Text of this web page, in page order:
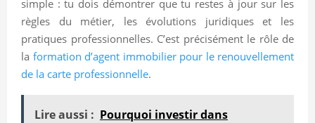
simple : tu dois démontrer que tu restes à jour sur les
règles du métier, les évolutions juridiques et les
pratiques professionnelles. C’est précisément le rôle de
la formation d’agent immobilier pour le renouvellement
de la carte professionnelle.
Lire aussi : Pourquoi investir dans